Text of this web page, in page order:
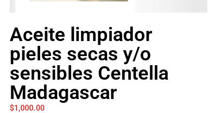
Aceite limpiador
pieles secas y/o
sensibles Centella
Madagascar
$1,000.00